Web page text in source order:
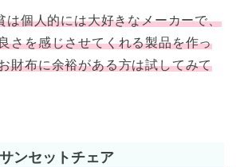
は個人的には大好きなメーカーで、
さを感じさせてくれる製品を作っ
財布に余裕がある方は試してみて
ンセットチェア